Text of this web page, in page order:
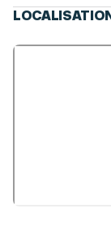
LOCALISATION